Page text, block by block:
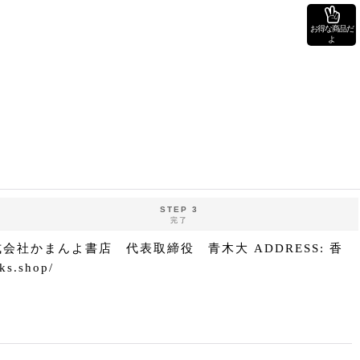
お得な商品だ
よ
STEP 3
完了
まんよ書店 代表取締役 青木大 ADDRESS: 香